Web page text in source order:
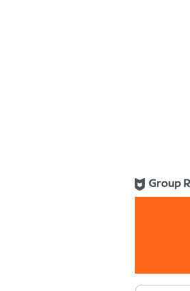
Group